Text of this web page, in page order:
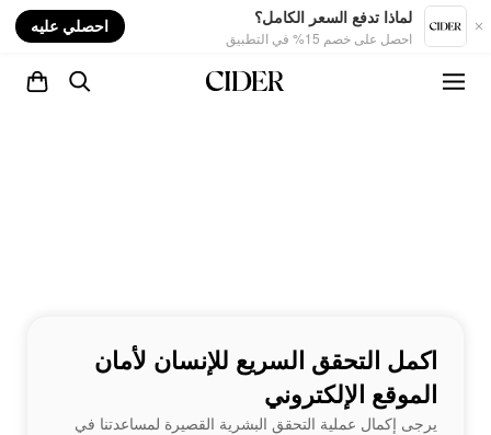
لماذا تدفع السعر الكامل؟
احصل على خصم 15% في التطبيق
احصلي عليه
اكمل التحقق السريع للإنسان لأمان
الموقع الإلكتروني
يرجى إكمال عملية التحقق البشرية القصيرة لمساعدتنا في